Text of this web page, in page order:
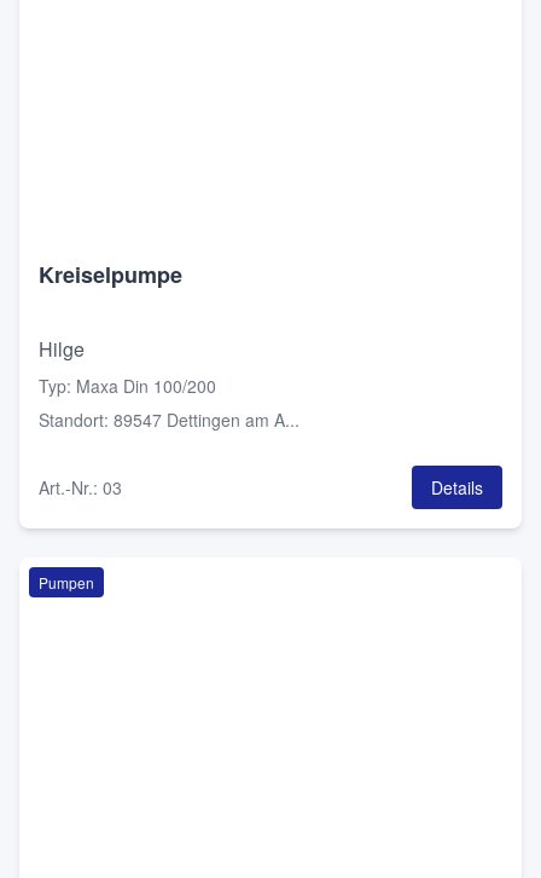
Kreiselpumpe
Hilge
Typ: Maxa Din 100/200
Standort: 89547 Dettingen am A...
Art.-Nr.: 03 Details
Pumpen